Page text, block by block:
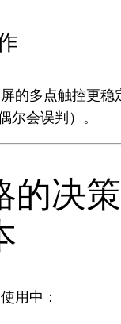
的多点触控更稳
尔会误判）。
的决策
用中：